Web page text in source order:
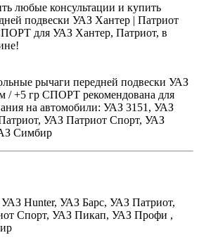
любые консультации и купить
подвески УАЗ Хантер | Патриот
для УАЗ Хантер, Патриот, в
рычаги передней подвески УАЗ
/ +5 гр СПОРТ рекомендована для
на автомобили: УАЗ 3151, УАЗ
УАЗ Патриот Спорт, УАЗ
Симбир
Hunter, УАЗ Барс, УАЗ Патриот,
Спорт, УАЗ Пикап, УАЗ Профи ,